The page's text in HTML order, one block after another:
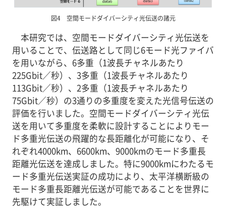
図4 空間モードダイバーシティ光伝送の諸元
本研究では、空間モードダイバーシティ光伝送を
用いることで、伝送路として同じ6モード光ファイバ
を用いながら、6多重（1波長チャネルあたり
225Gbit／秒）、3多重（1波長チャネルあたり
113Gbit／秒）、2多重（1波長チャネルあたり
75Gbit／秒）の3通りの多重度を変えた光信号伝送の
評価を行いました。空間モードダイバーシティ光伝
送を用いて多重度を柔軟に設計することによりモー
ド多重光伝送の飛躍的な長距離化が可能になり、そ
れぞれ4000km、6600km、9000kmのモード多重長
距離光伝送を達成しました。特に9000kmにわたるモ
ード多重光伝送実証の成功により、太平洋横断級の
モード多重長距離光伝送が可能であることを世界に
先駆けて実証しました。